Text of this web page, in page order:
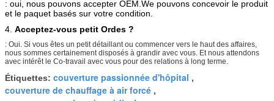
: oui, nous pouvons accepter OEM.We pouvons concevoir le produit
et le paquet basés sur votre condition.
4. Acceptez-vous petit Ordes ?
: Oui. Si vous êtes un petit détaillant ou commencer vers le haut des affaires,
nous sommes certainement disposés à grandir avec vous. Et nous attendons
avec intérêt le Co-travail avec vous pour des relations à long terme.
Étiquettes: couverture passionnée d'hôpital ,
couverture de chauffage à air forcé ,